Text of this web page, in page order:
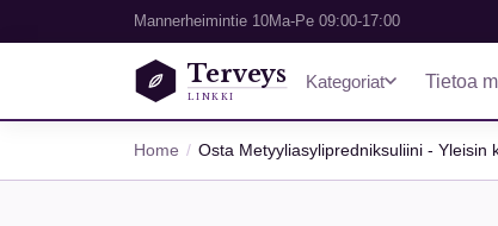
Mannerheimintie 10Ma-Pe 09:00-17:00
Terveys
LINKKI
Kategoriat Tietoa
Home Osta Metyyliasylipredniksuliini - Yleisin